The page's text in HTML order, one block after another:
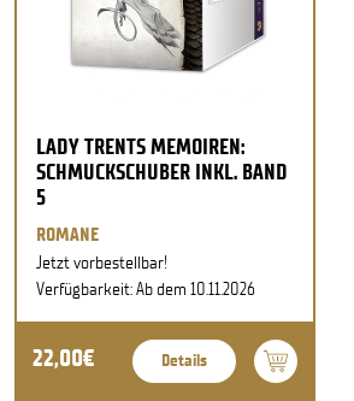
LADY TRENTS MEMOIREN:
SCHMUCKSCHUBER INKL. BAND
5
ROMANE
Jetzt vorbestellbar!
Verfügbarkeit: Ab dem 10.11.2026
22,00€ Details